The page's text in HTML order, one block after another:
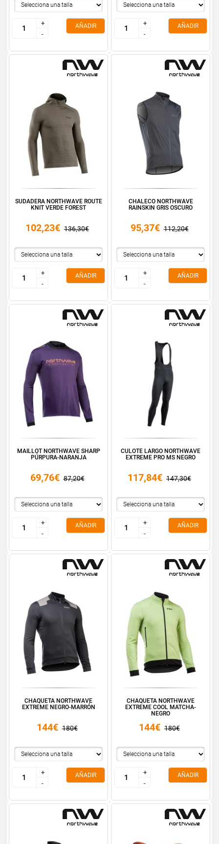
+
-
+
-
AÑADIR
+
-
+
-
AÑADIR
SUDADERA NORTHWAVE ROUTE
KNIT VERDE FOREST
102,23€ 136,30€
+
-
+
-
AÑADIR
CHALECO NORTHWAVE
RAINSKIN GRIS OSCURO
95,37€ 112,20€
+
-
+
-
AÑADIR
MAILLOT NORTHWAVE SHARP
PÚRPURA-NARANJA
69,76€ 87,20€
+
-
+
-
AÑADIR
CULOTE LARGO NORTHWAVE
EXTREME PRO MS NEGRO
117,84€ 147,30€
+
-
+
-
AÑADIR
CHAQUETA NORTHWAVE
EXTREME NEGRO-MARRÓN
144€ 180€
+
-
+
-
AÑADIR
CHAQUETA NORTHWAVE
EXTREME COOL MATCHA-
NEGRO
144€ 180€
+
-
+
-
AÑADIR